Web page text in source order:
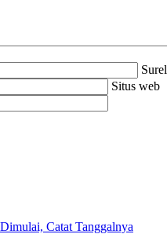
Surel
Situs web
Catat Tanggalnya